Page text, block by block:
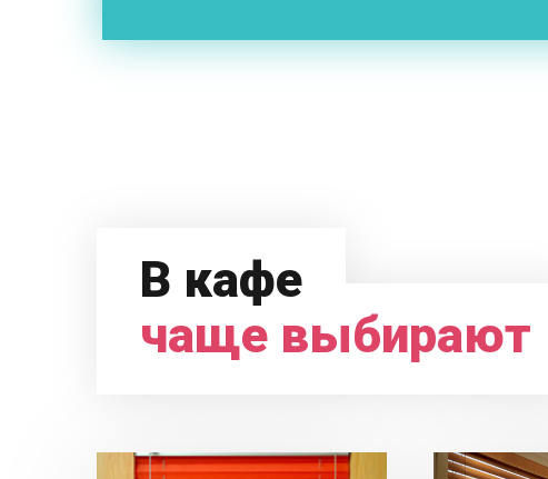
В кафе
чаще выбирают